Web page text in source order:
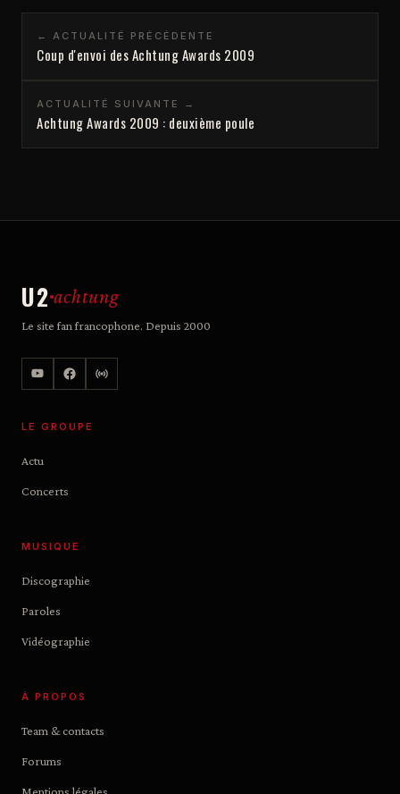
← ACTUALITÉ PRÉCÉDENTE
Coup d'envoi des Achtung Awards 2009
ACTUALITÉ SUIVANTE →
Achtung Awards 2009 : deuxième poule
U2 achtung
Le site fan francophone. Depuis 2000
LE GROUPE
Actu
Concerts
MUSIQUE
Discographie
Paroles
Vidéographie
À PROPOS
Team & contacts
Forums